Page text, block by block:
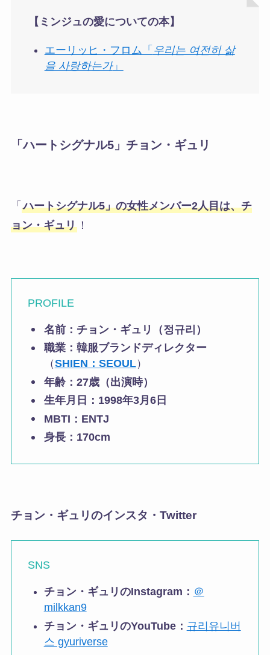
【ミンジュの愛についての本】
エーリッヒ・フロム「 우리는 여전히 삶
을 사랑하는가」
「ハートシグナル5」 チョン・ギュリ
「 ハートシグナル5」の女性メンバー2人目は、チ
ョン・ギュリ！
PROFILE
名前： チョン・ギュリ（정규리）
職業： 韓服ブランドディレクター
（SHIEN：SEOUL）
年齢： 27歳（出演時）
生年月日： 1998年3月6日
MBTI：ENTJ
身長： 170cm
チョン・ギュリのインスタ・Twitter
SNS
チョン・ギュリのInstagram： ＠
milkkan9
チョン・ギュリのYouTube： 규리유니버
스 gyuriverse